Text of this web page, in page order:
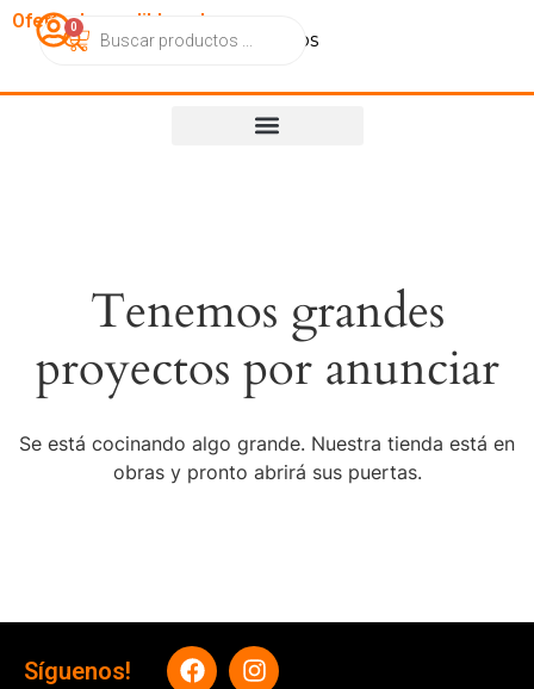
OfertasImperdibles.cl
CatálogoContactoNosotros
0
Tenemos grandes
proyectos por anunciar
Se está cocinando algo grande. Nuestra tienda está en
obras y pronto abrirá sus puertas.
Síguenos!